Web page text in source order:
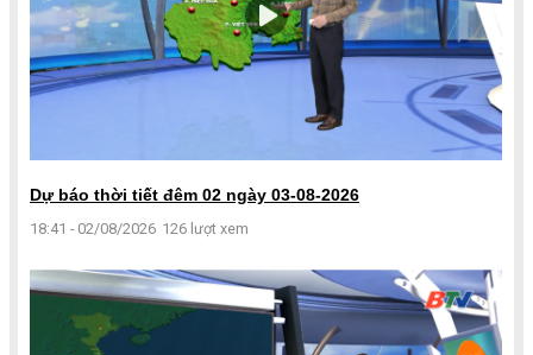
Dự báo thời tiết đêm 02 ngày 03-08-2026
18:41 - 02/08/2026 126 lượt xem